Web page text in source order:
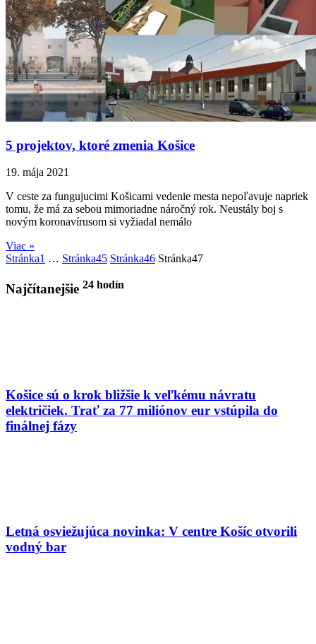
5 projektov, ktoré zmenia Košice
19. mája 2021
V ceste za fungujucimi Košicami vedenie mesta nepoľavuje napriek
tomu, že má za sebou mimoriadne náročný rok. Neustály boj s
novým koronavírusom si vyžiadal nemálo
Viac »
Stránka1 … Stránka45 Stránka46 Stránka47
Najčítanejšie 24 hodín
Košice sú o krok bližšie k veľkému návratu
električiek. Trať za 77 miliónov eur vstúpila do
finálnej fázy
Letná osviežujúca novinka: V centre Košíc otvorili
vodný bar